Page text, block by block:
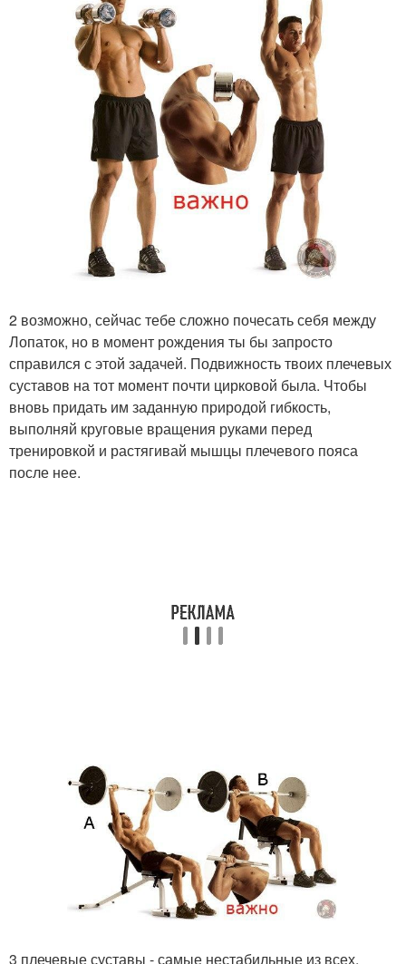
2 возможно, сейчас тебе сложно почесать себя между
Лопаток, но в момент рождения ты бы запросто
справился с этой задачей. Подвижность твоих плечевых
суставов на тот момент почти цирковой была. Чтобы
вновь придать им заданную природой гибкость,
выполняй круговые вращения руками перед
тренировкой и растягивай мышцы плечевого пояса
после нее.
3 плечевые суставы - самые нестабильные из всех.